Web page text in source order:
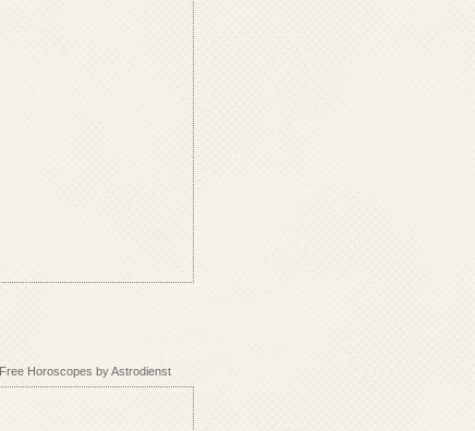
Free Horoscopes by Astrodienst